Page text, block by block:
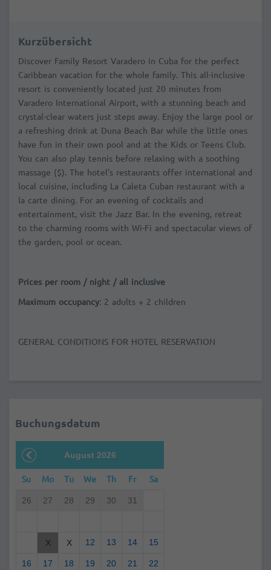
Kurzübersicht
Discover Family Resort Varadero in Cuba for the perfect
Caribbean vacation for the whole family. This all-inclusive
resort is conveniently located just 20 minutes from
Varadero International Airport, with a stunning beach and
crystal-clear waters just steps away. Enjoy the large pool or
a refreshing drink at Duna Beach Bar while the little ones
have fun in their own pool and at the Kids or Teens Club.
You can also play tennis before relaxing with a soothing
massage ($). The hotel's restaurants offer international and
local cuisine, including La Caleta Cuban restaurant with a
la carte dining. For an evening of cocktails and
entertainment, visit the Jazz Bar. In the evening, retreat
to the charming rooms with Wi-Fi and spectacular views of
the garden, pool or ocean.
Prices per room / night / all inclusive
Maximum occupancy: 2 adults + 2 children
GENERAL CONDITIONS FOR HOTEL RESERVATION
Buchungsdatum
August 2026
Su Mo Tu We Th Fr Sa
26 27 28 29 30 31
X X 12 13 14 15
16 17 18 19 20 21 22